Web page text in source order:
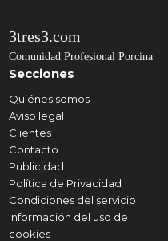
3tres3.com
Comunidad Profesional Porcina
Secciones
Quiénes somos
Aviso legal
Clientes
Contacto
Publicidad
Política de Privacidad
Condiciones del servicio
Información del uso de
cookies